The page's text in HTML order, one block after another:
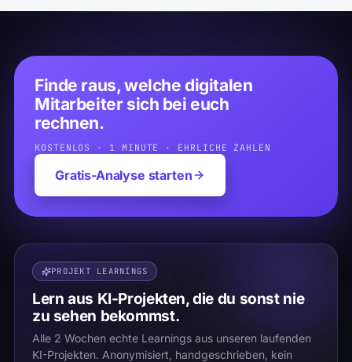
Finde raus, welche digitalen
Mitarbeiter sich bei euch
rechnen.
KOSTENLOS · 1 MINUTE · EHRLICHE ZAHLEN
Gratis-Analyse starten
PROJEKT LEARNINGS
Lern aus KI-Projekten, die du sonst nie
zu sehen bekommst.
Alle 2 Wochen echte Learnings aus unseren laufenden
KI-Projekten. Anonymisiert, handgeschrieben, kein